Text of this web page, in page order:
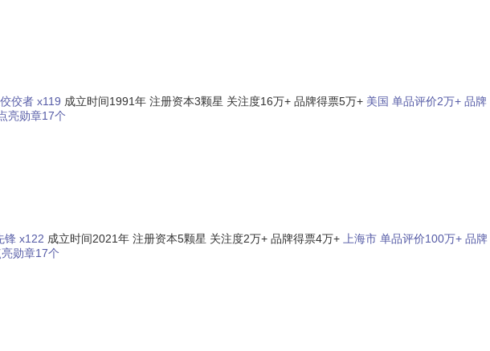
佼者 x119 成立时间1991年 注册资本3颗星 关注度16万+ 品牌得票5万+ 美国 单品评价2万+ 品牌
亮勋章17个
锋 x122 成立时间2021年 注册资本5颗星 关注度2万+ 品牌得票4万+ 上海市 单品评价100万+ 品牌
勋章17个